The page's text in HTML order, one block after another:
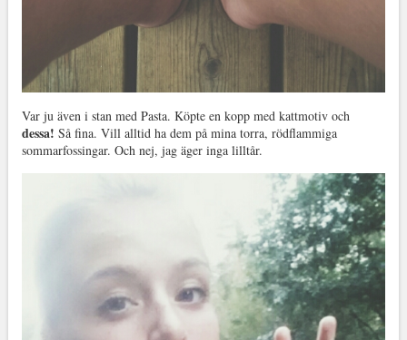
Var ju även i stan med Pasta. Köpte en kopp med kattmotiv och
dessa! Så fina. Vill alltid ha dem på mina torra, rödflammiga
sommarfossingar. Och nej, jag äger inga lilltår.